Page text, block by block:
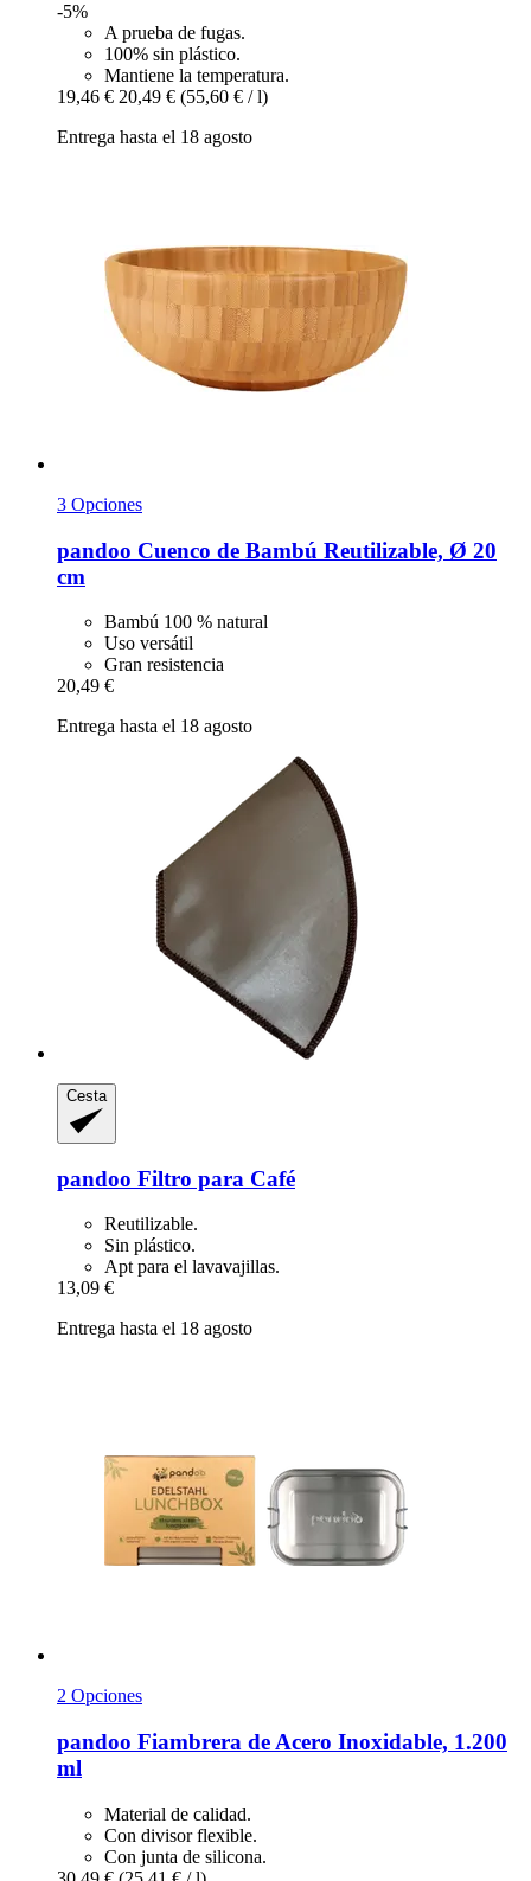
-5%
A prueba de fugas.
100% sin plástico.
Mantiene la temperatura.
19,46 € 20,49 € (55,60 € / l)
Entrega hasta el 18 agosto
3 Opciones
pandoo Cuenco de Bambú Reutilizable, Ø 20
cm
Bambú 100 % natural
Uso versátil
Gran resistencia
20,49 €
Entrega hasta el 18 agosto
Cesta
pandoo Filtro para Café
Reutilizable.
Sin plástico.
Apt para el lavavajillas.
13,09 €
Entrega hasta el 18 agosto
2 Opciones
pandoo Fiambrera de Acero Inoxidable, 1.200
ml
Material de calidad.
Con divisor flexible.
Con junta de silicona.